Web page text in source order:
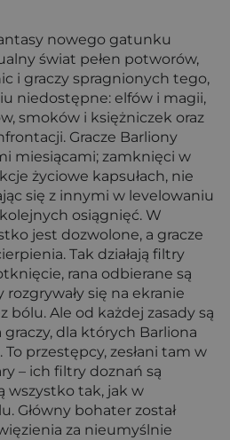
nowego gatunku
świat pełen potworów,
i graczy spragnionych tego,
niedostępne: elfów i magii,
smoków i księżniczek oraz
Gracze Barliony
miesiącami; zamknięci w
życiowe kapsułach, nie
się z innymi w levelowaniu
osiągnięć. W
jest dozwolone, a gracze
Tak działają filtry
rana odbierane są
rozgrywały się na ekranie
bólu. Ale od każdej zasady są
dla których Barliona
To przestępcy, zesłani tam w
– ich filtry doznań są
wszystko tak, jak w
Główny bohater został
za nieumyślnie